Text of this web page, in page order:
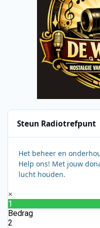
Steun Radiotrefpunt
Het beheer en
Help ons! Met jouw
lucht houden.